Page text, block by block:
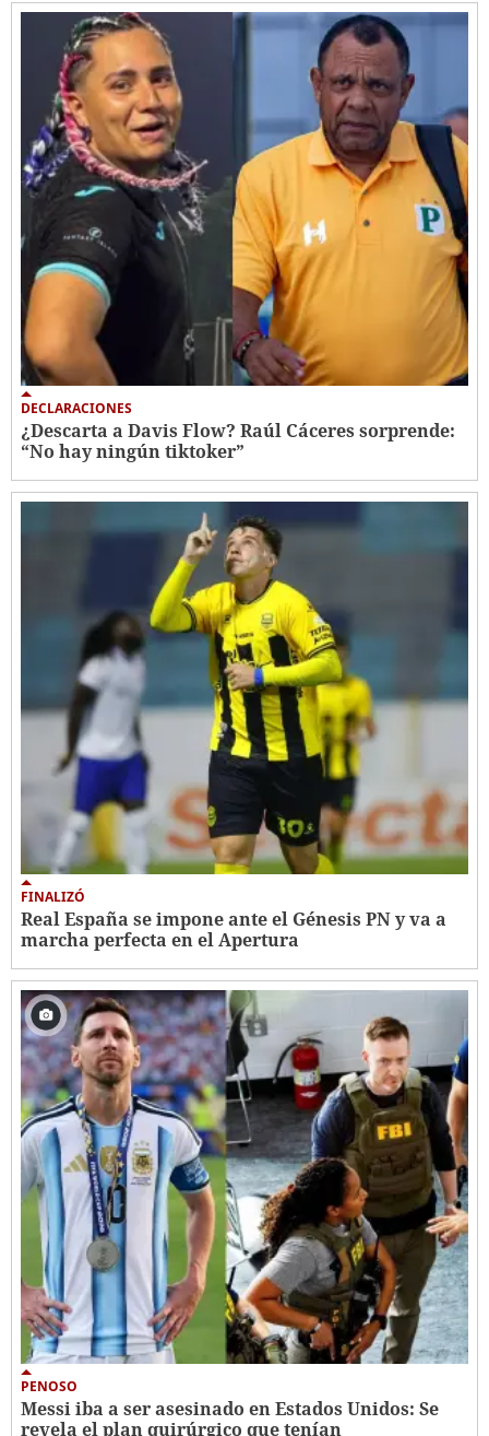
DECLARACIONES
¿Descarta a Davis Flow? Raúl Cáceres sorprende:
“No hay ningún tiktoker”
FINALIZÓ
Real España se impone ante el Génesis PN y va a
marcha perfecta en el Apertura
PENOSO
Messi iba a ser asesinado en Estados Unidos: Se
revela el plan quirúrgico que tenían